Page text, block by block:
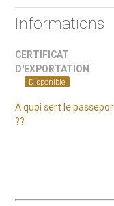
Informations
CERTIFICAT
D'EXPORTATION
Disponible
A quoi sert le
??